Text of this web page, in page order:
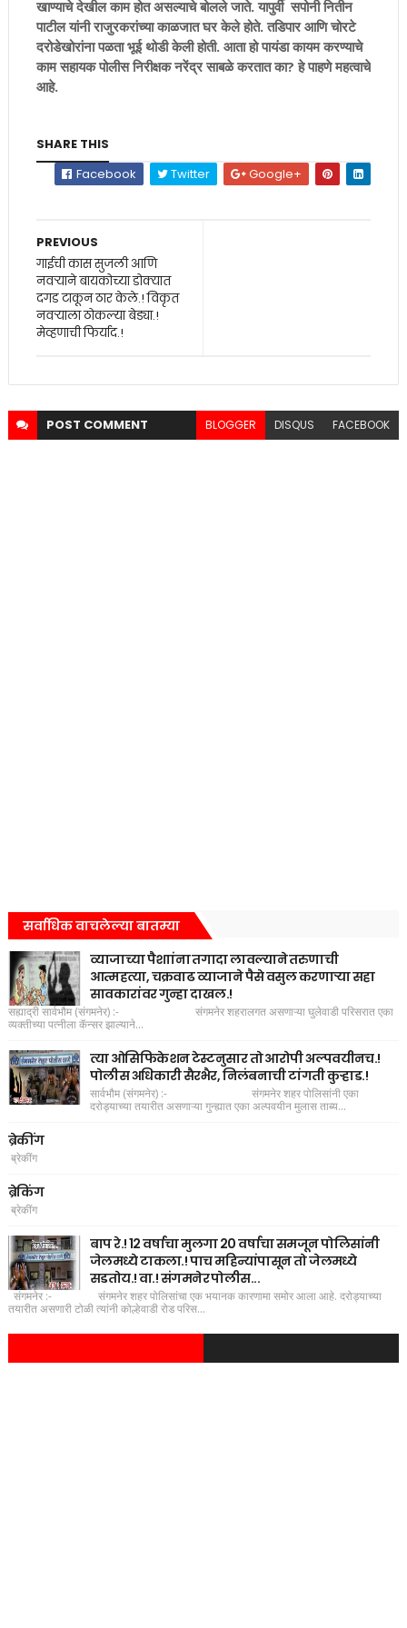
खाण्याचे देखील काम होत असल्याचे बोलले जाते. यापुर्वी सपोनी नितीन
पाटील यांनी राजुरकरांच्या काळजात घर केले होते. तडिपार आणि चोरटे
दरोडेखोरांना पळता भूई थोडी केली होती. आता हो पायंडा कायम करण्याचे
काम सहायक पोलीस निरीक्षक नरेंद्र साबळे करतात का? हे पाहणे महत्वाचे
आहे.
SHARE THIS
Facebook
Twitter Google+
PREVIOUS
गाईची कास सुजली आणि
नवऱ्याने बायकोच्या डोक्यात
दगड टाकून ठार केले.! विकृत
नवऱ्याला ठोकल्या बेड्या.!
मेव्हणाची फिर्याद.!
POST COMMENT BLOGGER DISQUS FACEBOOK
सर्वाधिक वाचलेल्या बातम्या
व्याजाच्या पैशाांना तगादा लावल्याने तरुणाची
आत्महत्या, चक्रवाढ व्याजाने पैसे वसुल करणाऱ्या सहा
सावकारांवर गुन्हा दाखल.!
सह्याद्री सार्वभौम (संगमनेर) :- संगमनेर शहरालगत असणाऱ्या घुलेवाडी परिसरात एका
व्यक्तीच्या पत्नीला कॅन्सर झाल्याने...
त्या ओसिफिकेशन टेस्टनुसार तो आरोपी अल्पवयीनच.!
पोलीस अधिकारी सैरभैर, निलंबनाची टांगती कुऱ्हाड.!
सार्वभौम (संगमनेर) :- संगमनेर शहर पोलिसांनी एका
दरोड्याच्या तयारीत असणाऱ्या गुन्ह्यात एका अल्पवयीन मुलास ताब्य...
ब्रेकींग
ब्रेकींग
ब्रेकिंग
ब्रेकींग
बाप रे.! 12 वर्षाचा मुलगा 20 वर्षाचा समजून पोलिसांनी
जेलमध्ये टाकला.! पाच महिन्यांपासून तो जेलमध्ये
सडतोय.! वा.! संगमनेर पोलीस...
संगमनेर :- संगमनेर शहर पोलिसांचा एक भयानक कारणामा समोर आला आहे. दरोड्याच्या
तयारीत असणारी टोळी त्यांनी कोल्हेवाडी रोड परिस...